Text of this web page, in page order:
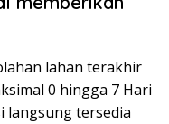
lahan terakhir
0 hingga 7 Hari
langsung tersedia